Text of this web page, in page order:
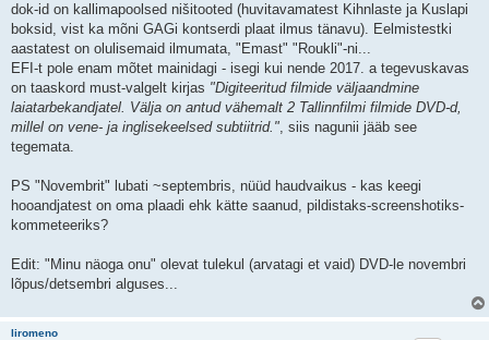
dok-id on kallimapoolsed nišitooted (huvitavamatest Kihnlaste ja Kuslapi
boksid, vist ka mõni GAGi kontserdi plaat ilmus tänavu). Eelmistestki
aastatest on olulisemaid ilmumata, "Emast" "Roukli"-ni...
EFI-t pole enam mõtet mainidagi - isegi kui nende 2017. a tegevuskavas
on taaskord must-valgelt kirjas "Digiteeritud filmide väljaandmine
laiatarbekandjatel. Välja on antud vähemalt 2 Tallinnfilmi filmide DVD-d,
millel on vene- ja inglisekeelsed subtiitrid.", siis nagunii jääb see
tegemata.
PS "Novembrit" lubati ~septembris, nüüd haudvaikus - kas keegi
hooandjatest on oma plaadi ehk kätte saanud, pildistaks-screenshotiks-
kommeteeriks?
Edit: "Minu näoga onu" olevat tulekul (arvatagi et vaid) DVD-le novembri
lõpus/detsembri alguses...
liromeno